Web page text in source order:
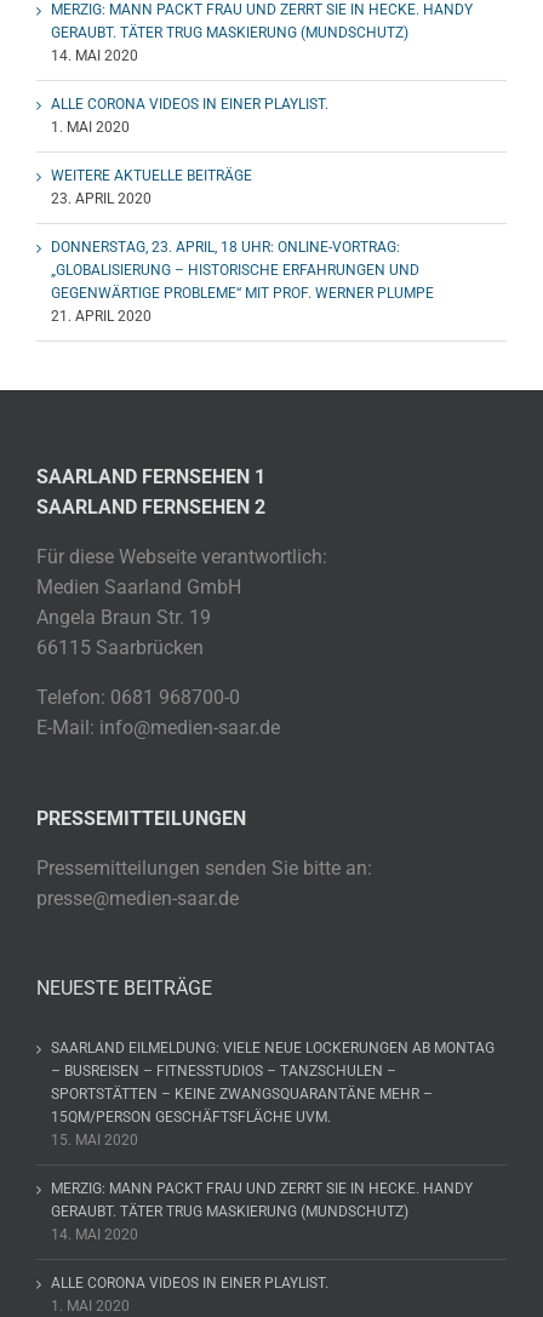
MERZIG: MANN PACKT FRAU UND ZERRT SIE IN HECKE. HANDY
GERAUBT. TÄTER TRUG MASKIERUNG (MUNDSCHUTZ)
14. MAI 2020
ALLE CORONA VIDEOS IN EINER PLAYLIST.
1. MAI 2020
WEITERE AKTUELLE BEITRÄGE
23. APRIL 2020
DONNERSTAG, 23. APRIL, 18 UHR: ONLINE-VORTRAG:
„GLOBALISIERUNG – HISTORISCHE ERFAHRUNGEN UND
GEGENWÄRTIGE PROBLEME“ MIT PROF. WERNER PLUMPE
21. APRIL 2020
SAARLAND FERNSEHEN 1
SAARLAND FERNSEHEN 2
Für diese Webseite verantwortlich:
Medien Saarland GmbH
Angela Braun Str. 19
66115 Saarbrücken
Telefon: 0681 968700-0
E-Mail: info@medien-saar.de
PRESSEMITTEILUNGEN
Pressemitteilungen senden Sie bitte an:
presse@medien-saar.de
NEUESTE BEITRÄGE
SAARLAND EILMELDUNG: VIELE NEUE LOCKERUNGEN AB MONTAG
– BUSREISEN – FITNESSTUDIOS – TANZSCHULEN –
SPORTSTÄTTEN – KEINE ZWANGSQUARANTÄNE MEHR –
15QM/PERSON GESCHÄFTSFLÄCHE UVM.
15. MAI 2020
MERZIG: MANN PACKT FRAU UND ZERRT SIE IN HECKE. HANDY
GERAUBT. TÄTER TRUG MASKIERUNG (MUNDSCHUTZ)
14. MAI 2020
ALLE CORONA VIDEOS IN EINER PLAYLIST.
1. MAI 2020